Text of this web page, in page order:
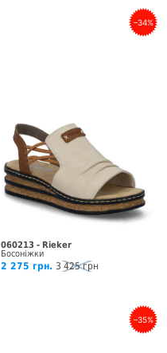
–34%
060213 - Rieker
Босоніжки
2 275 грн. 3 425 грн
–35%